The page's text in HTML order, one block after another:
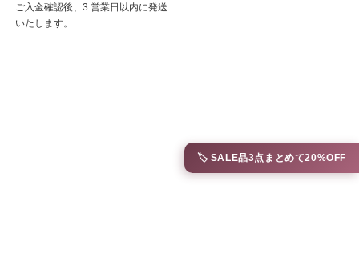
🏷️ SALE品3点まとめて20%OFF
ご入金確認後、3 営業日以内に発送
いたします。